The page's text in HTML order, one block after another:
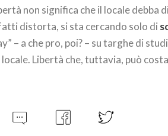
non significa che il locale debba
distorta, si sta cercando solo di
– a che pro, poi? – su targhe di
locale. Libertà che, tuttavia, può